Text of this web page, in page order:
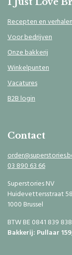
Recepten en
Voor bedrijven
Onze bakkerij
Winkelpunten
Vacatures
B2B login
Contact
03 890 63 66
Superstories NV
Huidevettersstraat
1000 Brussel
BTW BE 0841 839 838
Bakkerij: Pullaar